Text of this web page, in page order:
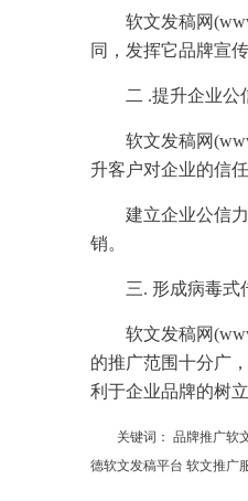
软文发稿网
同，发挥它品牌宣传
二 .提升企业公
软文发稿网
升客户对企业的信
建立企业公信
销。
三. 形成病毒式
软文发稿网
的推广范围十分广
利于企业品牌的树立
关键词： 品牌推广软
德软文发稿平台 软文推广